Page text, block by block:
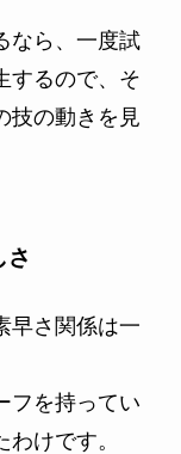
なら、一度試
するので、そ
技の動きを見
さ
早さ関係は一
フを持ってい
けです。